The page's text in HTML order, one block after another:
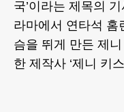
국’이라는 제목의
라마에서 연타석 홈
슴을 뛰게 만든 제
한 제작사 ‘제니 키